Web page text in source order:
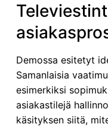
Demossa esitetyt
Samanlaisia
esimerkiksi
asiakastilejä
käsityksen siitä,